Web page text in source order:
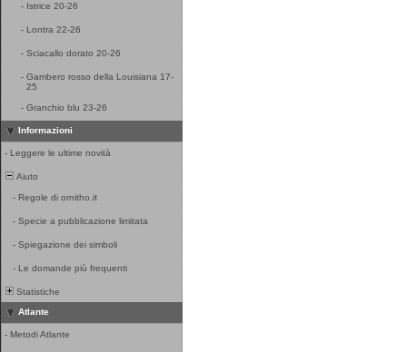
- Istrice 20-26
- Lontra 22-26
- Sciacallo dorato 20-26
- Gambero rosso della Louisiana 17-
25
- Granchio blu 23-26
Informazioni
- Leggere le ultime novità
Aiuto
- Regole di ornitho.it
- Specie a pubblicazione limitata
- Spiegazione dei simboli
- Le domande più frequenti
Statistiche
Atlante
- Metodi Atlante